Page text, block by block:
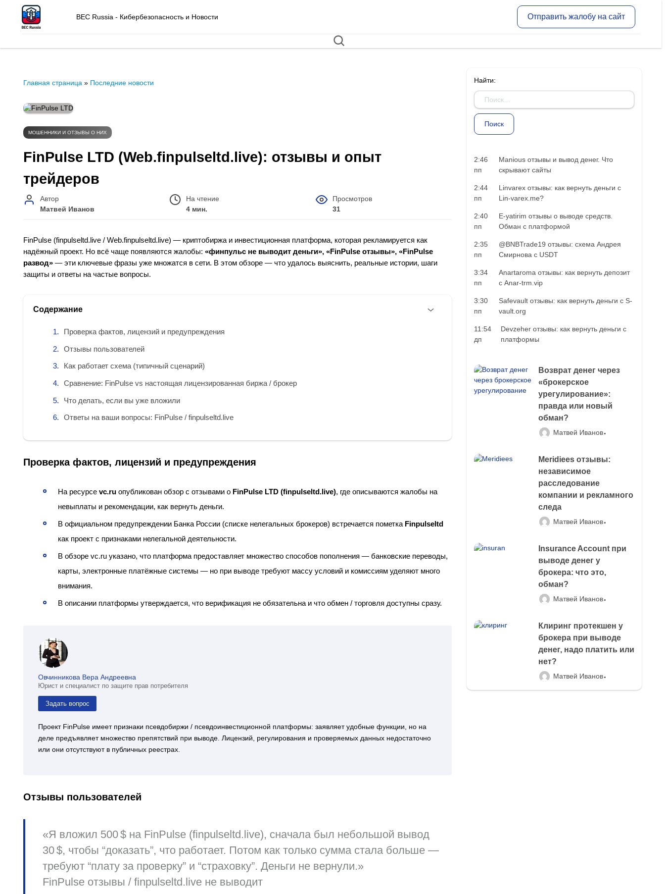
BEC Russia - Кибербезопасность и Новости Отправить жалобу на сайт
Главная страница » Последние новости
МОШЕННИКИ И ОТЗЫВЫ О НИХ
FinPulse LTD (Web.finpulseltd.live): отзывы и опыт
трейдеров
Автор
Матвей Иванов
На чтение
4 мин.
Просмотров
31
FinPulse (finpulseltd.live / Web.finpulseltd.live) — криптобиржа и инвестиционная платформа, которая рекламируется как
надёжный проект. Но всё чаще появляются жалобы: «финпульс не выводит деньги», «FinPulse отзывы», «FinPulse
развод» — эти ключевые фразы уже множатся в сети. В этом обзоре — что удалось выяснить, реальные истории, шаги
защиты и ответы на частые вопросы.
Содержание
Проверка фактов, лицензий и предупреждения
Отзывы пользователей
Как работает схема (типичный сценарий)
Сравнение: FinPulse vs настоящая лицензированная биржа / брокер
Что делать, если вы уже вложили
Ответы на ваши вопросы: FinPulse / finpulseltd.live
Проверка фактов, лицензий и предупреждения
На ресурсе vc.ru опубликован обзор с отзывами о FinPulse LTD (finpulseltd.live), где описываются жалобы на
невыплаты и рекомендации, как вернуть деньги.
В официальном предупреждении Банка России (списке нелегальных брокеров) встречается пометка Finpulseltd
как проект с признаками нелегальной деятельности.
В обзоре vc.ru указано, что платформа предоставляет множество способов пополнения — банковские переводы,
карты, электронные платёжные системы — но при выводе требуют массу условий и комиссиям уделяют много
внимания.
В описании платформы утверждается, что верификация не обязательна и что обмен / торговля доступны сразу.
Овчинникова Вера Андреевна
Юрист и специалист по защите прав потребителя
Задать вопрос
Проект FinPulse имеет признаки псевдобиржи / псевдоинвестиционной платформы: заявляет удобные функции, но на
деле предъявляет множество препятствий при выводе. Лицензий, регулирования и проверяемых данных недостаточно
или они отсутствуют в публичных реестрах.
Отзывы пользователей
«Я вложил 500 $ на FinPulse (finpulseltd.live), сначала был небольшой вывод
30 $, чтобы “доказать”, что работает. Потом как только сумма стала больше —
требуют “плату за проверку” и “страховку”. Деньги не вернули.»
FinPulse отзывы / finpulseltd.live не выводит
Найти:
2:46
пп
Manious отзывы и вывод денег. Что
скрывают сайты
2:44
пп
Linvarex отзывы: как вернуть деньги с
Lin-varex.me?
2:40
пп
E-yatirim отзывы о выводе средств.
Обман с платформой
2:35
пп
@BNBTrade19 отзывы: схема Андрея
Смирнова с USDT
3:34
пп
Anartaroma отзывы: как вернуть депозит
с Anar-trm.vip
3:30
пп
Safevault отзывы: как вернуть деньги с S-
vault.org
11:54
дп
Devzeher отзывы: как вернуть деньги с
платформы
Возврат денег через
«брокерское
урегулирование»:
правда или новый
обман?
Матвей Иванов
Meridiees отзывы:
независимое
расследование
компании и рекламного
следа
Матвей Иванов
Insurance Account при
выводе денег у
брокера: что это,
обман?
Матвей Иванов
Клиринг протекшен у
брокера при выводе
денег, надо платить или
нет?
Матвей Иванов